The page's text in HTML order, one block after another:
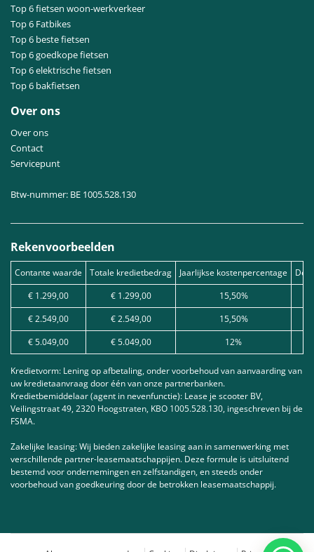
Top 6 fietsen woon-werkverkeer
Top 6 Fatbikes
Top 6 beste fietsen
Top 6 goedkope fietsen
Top 6 elektrische fietsen
Top 6 bakfietsen
Over ons
Over ons
Contact
Servicepunt
Btw-nummer: BE 1005.528.130
Rekenvoorbeelden
Contante waarde Totale kredietbedrag Jaarlijkse kostenpercentage
€ 1.299,00
€ 1.299,00
15,50%
€ 2.549,00
€ 2.549,00
15,50%
€ 5.049,00
€ 5.049,00 12%
Kredietvorm: Lening op afbetaling, onder voorbehoud van aanvaarding van
uw kredietaanvraag door één van onze partnerbanken.
Kredietbemiddelaar (agent in nevenfunctie): Lease je scooter BV,
Veilingstraat 49, 2320 Hoogstraten, KBO 1005.528.130, ingeschreven bij de
FSMA.
Zakelijke leasing: Wij bieden zakelijke leasing aan in samenwerking met
verschillende partner-leasemaatschappijen. Deze formule is uitsluitend
bestemd voor ondernemingen en zelfstandigen, en steeds onder
voorbehoud van goedkeuring door de betrokken leasemaatschappij.